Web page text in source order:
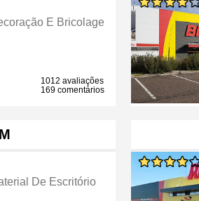
E Bricolage
1012 avaliações
169 comentários
De Escritório